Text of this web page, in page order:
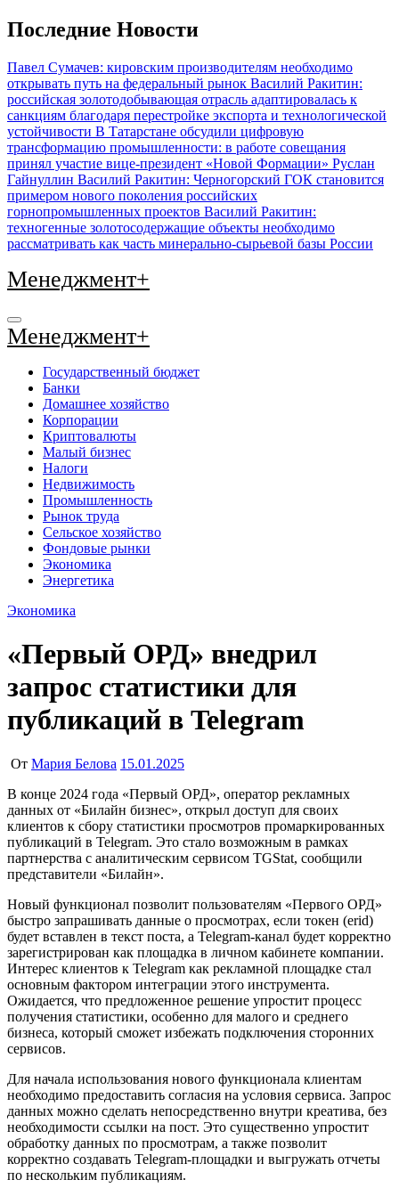
Перейти
к
Последние Новости
Павел Сумачев: кировским производителям необходимо
открывать путь на федеральный рынок Василий Ракитин:
российская золотодобывающая отрасль адаптировалась к
санкциям благодаря перестройке экспорта и технологической
устойчивости В Татарстане обсудили цифровую
трансформацию промышленности: в работе совещания
принял участие вице-президент «Новой Формации» Руслан
Гайнуллин Василий Ракитин: Черногорский ГОК становится
примером нового поколения российских
горнопромышленных проектов Василий Ракитин:
техногенные золотосодержащие объекты необходимо
рассматривать как часть минерально-сырьевой базы России
Менеджмент+
Менеджмент+
Государственный бюджет
Банки
Домашнее хозяйство
Корпорации
Криптовалюты
Малый бизнес
Налоги
Недвижимость
Промышленность
Рынок труда
Сельское хозяйство
Фондовые рынки
Экономика
Энергетика
Экономика
«Первый ОРД» внедрил
запрос статистики для
публикаций в Telegram
От Мария Белова 15.01.2025
В конце 2024 года «Первый ОРД», оператор рекламных
данных от «Билайн бизнес», открыл доступ для своих
клиентов к сбору статистики просмотров промаркированных
публикаций в Telegram. Это стало возможным в рамках
партнерства с аналитическим сервисом TGStat, сообщили
представители «Билайн».
Новый функционал позволит пользователям «Первого ОРД»
быстро запрашивать данные о просмотрах, если токен (erid)
будет вставлен в текст поста, а Telegram-канал будет корректно
зарегистрирован как площадка в личном кабинете компании.
Интерес клиентов к Telegram как рекламной площадке стал
основным фактором интеграции этого инструмента.
Ожидается, что предложенное решение упростит процесс
получения статистики, особенно для малого и среднего
бизнеса, который сможет избежать подключения сторонних
сервисов.
Для начала использования нового функционала клиентам
необходимо предоставить согласия на условия сервиса. Запрос
данных можно сделать непосредственно внутри креатива, без
необходимости ссылки на пост. Это существенно упростит
обработку данных по просмотрам, а также позволит
корректно создавать Telegram-площадки и выгружать отчеты
по нескольким публикациям.